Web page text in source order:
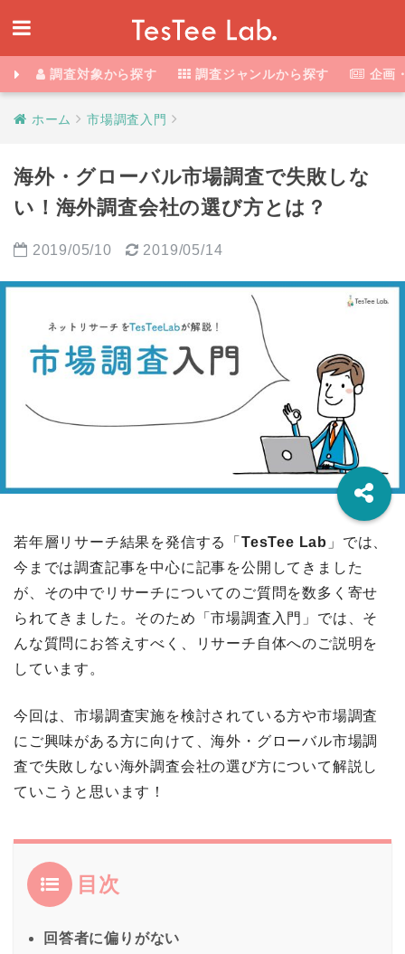
調査対象から探す 調査ジャンルから探す 企画
ホーム 市場調査入門
海外・グローバル市場調査で失敗しな
い！海外調査会社の選び方とは？
2019/05/10 2019/05/14
若年層リサーチ結果を発信する「 TesTee Lab 」では、
今までは調査記事を中心に記事を公開してきました
が、その中でリサーチについてのご質問を数多く寄せ
られてきました。そのため「市場調査入門」では、そ
んな質問にお答えすべく、リサーチ自体へのご説明を
しています。
今回は、市場調査実施を検討されている方や市場調査
にご興味がある方に向けて、海外・グローバル市場調
査で失敗しない海外調査会社の選び方について解説し
ていこうと思います！
目次
回答者に偏りがない